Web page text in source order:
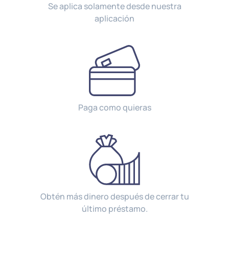
Se aplica solamente desde nuestra
aplicación
Paga como quieras
Obtén más dinero después de cerrar tu
último préstamo.